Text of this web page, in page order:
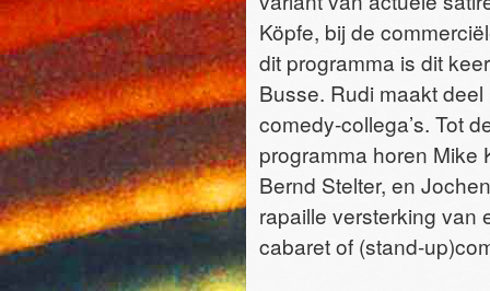
Köpfe, bij de
dit programma is dit
Busse. Rudi maakt
comedy-collega’s. Tot
programma horen Mike
Bernd Stelter, en
rapaille versterking van
cabaret of (stand-